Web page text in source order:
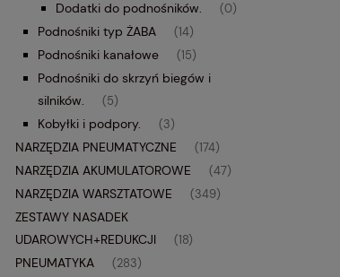
Dodatki do podnośników. (0)
Podnośniki typ ŻABA (14)
Podnośniki kanałowe (15)
Podnośniki do skrzyń biegów i
silników.
(5)
Kobyłki i podpory. (3)
NARZĘDZIA PNEUMATYCZNE (174)
NARZĘDZIA AKUMULATOROWE (47)
NARZĘDZIA WARSZTATOWE (349)
ZESTAWY NASADEK
UDAROWYCH+REDUKCJI
(18)
PNEUMATYKA (283)